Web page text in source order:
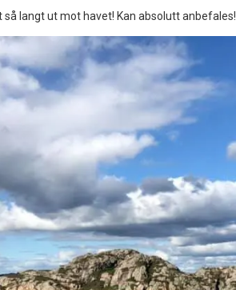
langt ut mot havet! Kan absolutt anbefales!